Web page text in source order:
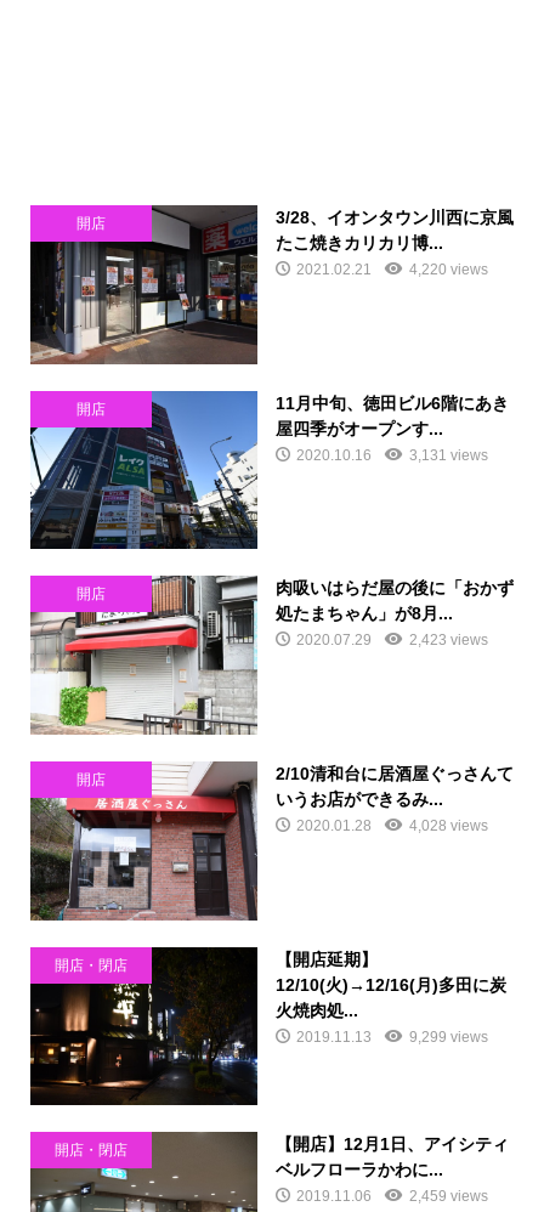
開店
3/28、イオンタウン川西に京風
たこ焼きカリカリ博...
2021.02.21 4,220 views
開店
11月中旬、徳田ビル6階にあき
屋四季がオープンす...
2020.10.16 3,131 views
開店
肉吸いはらだ屋の後に「おかず
処たまちゃん」が8月...
2020.07.29 2,423 views
開店
2/10清和台に居酒屋ぐっさんて
いうお店ができるみ...
2020.01.28 4,028 views
開店・閉店
【開店延期】
12/10(火)→12/16(月)多田に炭
火焼肉処...
2019.11.13 9,299 views
開店・閉店
【開店】12月1日、アイシティ
ベルフローラかわに...
2019.11.06 2,459 views